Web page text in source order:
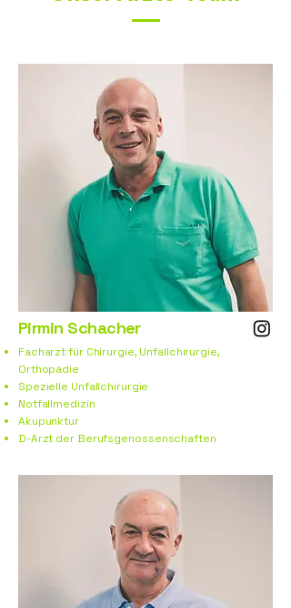
Pirmin Schacher
Facharzt für Chirurgie, Unfallchirurgie,
Orthopädie
Spezielle Unfallchirurgie
Notfallmedizin
Akupunktur​
D-Arzt derBerufsgenossenschaften